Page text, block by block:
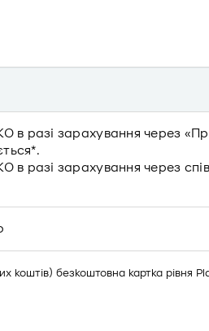
в разі зарахування через
в разі зарахування через
безкоштовна картка рівня